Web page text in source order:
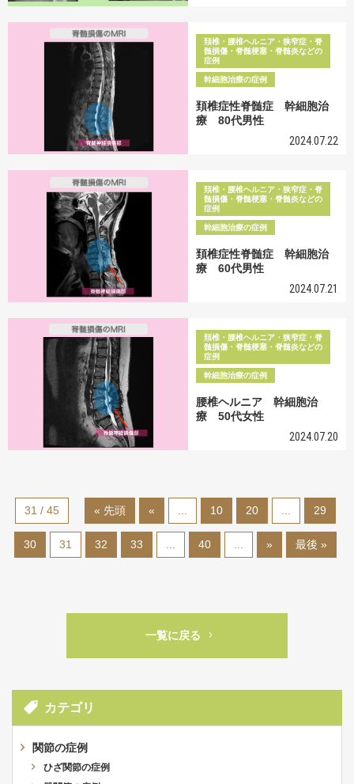
頚椎・腰椎ヘルニア・狭窄症・脊
髄損傷・脊髄梗塞・脊髄炎などの
症例
幹細胞治療の症例
頚椎症性脊髄症 幹細胞治
療 80代男性
2024.07.22
頚椎・腰椎ヘルニア・狭窄症・脊
髄損傷・脊髄梗塞・脊髄炎などの
症例
幹細胞治療の症例
頚椎症性脊髄症 幹細胞治
療 60代男性
2024.07.21
頚椎・腰椎ヘルニア・狭窄症・脊
髄損傷・脊髄梗塞・脊髄炎などの
症例
幹細胞治療の症例
腰椎ヘルニア 幹細胞治
療 50代女性
2024.07.20
31 / 45 « 先頭 « 10 20 29
30 31 32 33 40 » 最後 »
一覧に戻る
カテゴリ
関節の症例
ひざ関節の症例